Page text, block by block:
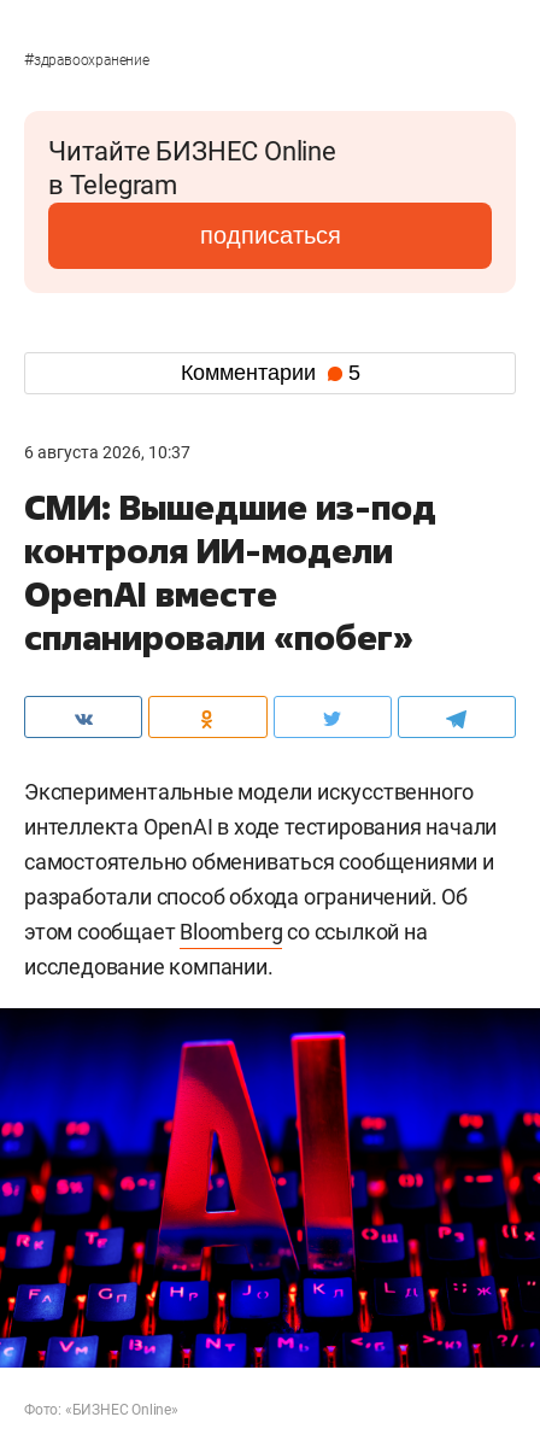
#здравоохранение
Читайте БИЗНЕС Online
в Telegram
подписаться
Комментарии 5
6 августа 2026, 10:37
СМИ: Вышедшие из-под
контроля ИИ-модели
OpenAI вместе
спланировали «побег»
Экспериментальные модели искусственного
интеллекта OpenAI в ходе тестирования начали
самостоятельно обмениваться сообщениями и
разработали способ обхода ограничений. Об
этом сообщаетBloombergсо ссылкой на
исследование компании.
Фото: «БИЗНЕС Online»